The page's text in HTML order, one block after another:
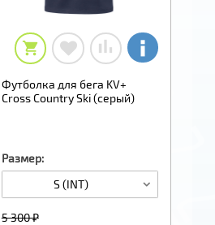
Футболка для бега KV+
Cross Country Ski (серый)
Размер:
S (INT)
5 300 ₽